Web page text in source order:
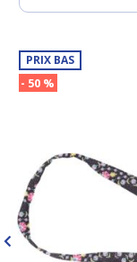
trousses scolaires,
Voir les horaires et
PRIX BAS
- 50 %